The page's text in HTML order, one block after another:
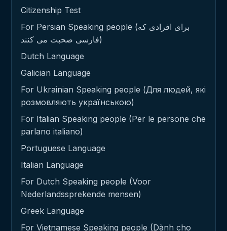
Citizenship Test
For Persian Speaking people (برای افرادی که
فارسی صحبت می کنند)
Dutch Language
Galician Language
For Ukrainian Speaking people (Для людей, які
розмовляють українською)
For Italian Speaking people (Per le persone che
parlano italiano)
Portuguese Language
Italian Language
For Dutch Speaking people (Voor
Nederlandssprekende mensen)
Greek Language
For Vietnamese Speaking people (Dành cho